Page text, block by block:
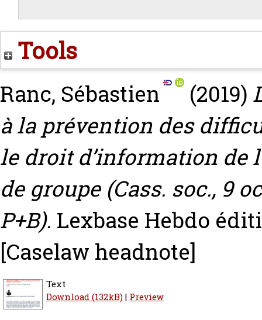
Tools
Ranc, Sébastien (2019)
à la prévention des
le droit d’information de
de groupe (Cass. soc., 9
P+B). Lexbase Hebdo
[Caselaw headnote]
Text
Download (132kB)| Preview